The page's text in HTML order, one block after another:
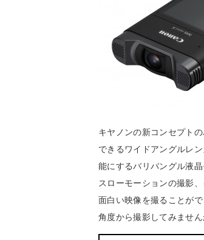
キヤノンの新コンセプト
できるワイドアングルレ
能にするバリバングル液
スローモーションの撮影
面白い映像を撮ることが
角度から撮影してみません